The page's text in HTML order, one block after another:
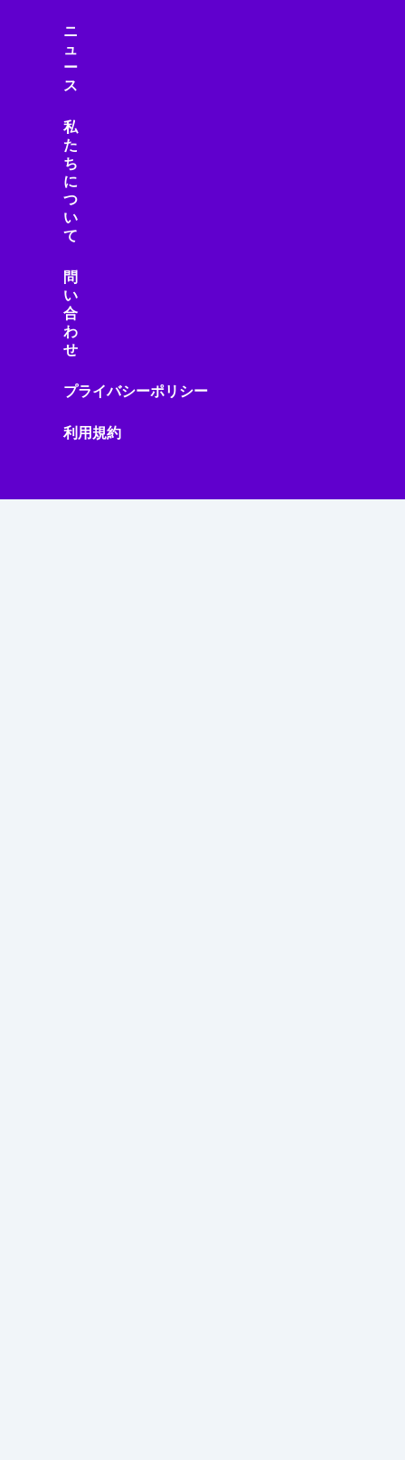
ニ
ュ
ー
ス
私
た
ち
に
つ
い
て
問
い
合
わ
せ
プライバシーポリシー
利用規約